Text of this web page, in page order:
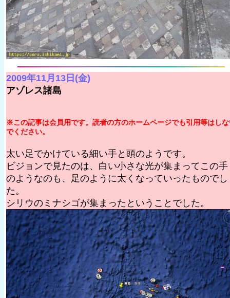
2009年11月13日(金)
アゾレス諸島
※この記事は会員用です。読者の方のホームページでも引用等はし
でください。
太い足でかけている細い手と頭のようです。
ビジョンで見たのは、白い小さな光が集まってこの手
のようなのも、足のように太くなっていったものでし
た。
シリウのミナシゴが集まったということでした。